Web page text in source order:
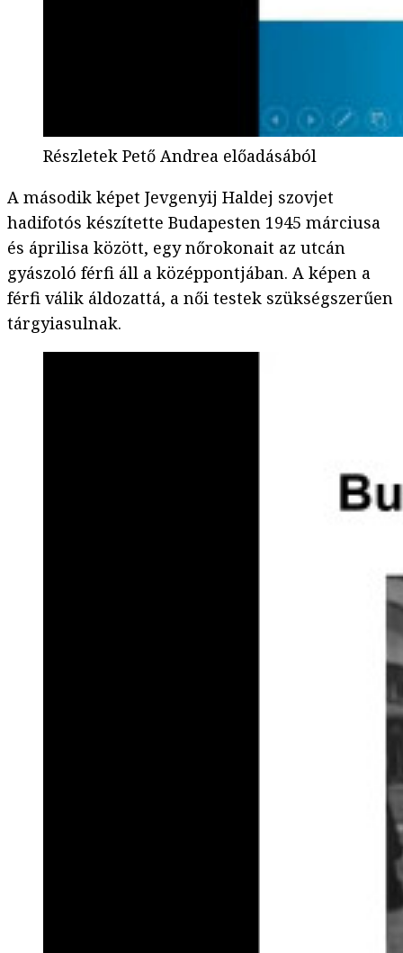
Részletek Pető Andrea előadásából
A második képet Jevgenyij Haldej szovjet
hadifotós készítette Budapesten 1945 márciusa
és áprilisa között, egy nőrokonait az utcán
gyászoló férfi áll a középpontjában. A képen a
férfi válik áldozattá, a női testek szükségszerűen
tárgyiasulnak.